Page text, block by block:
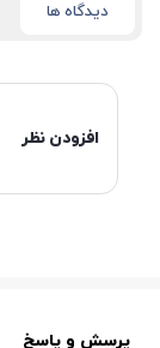
دیدگاه ها
افزودن نظر
پرسش و پاسخ